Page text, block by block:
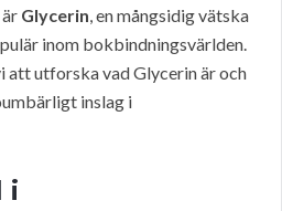
Glycerin, en mångsidig vätska
inom bokbindningsvärlden.
att utforska vad Glycerin är och
inslag i
i